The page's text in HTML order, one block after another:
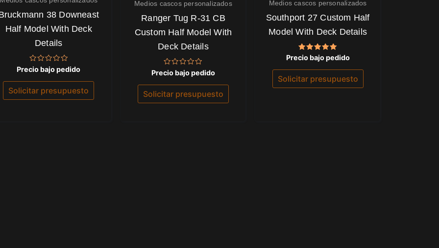
38 Downeast
Half Model With Deck
Details
Valorado
con
0
de
5
Precio bajo pedido
Solicitar presupuesto
Medios cascos personalizados
Ranger Tug R-31 CB
Custom Half Model With
Deck Details
Valorado
con
0
de
5
Precio bajo pedido
Solicitar presupuesto
Medios cascos personalizados
Southport 27 Custom Half
Model With Deck Details
Valorado
con
5.00
Precio bajo pedido
Solicitar presupuesto